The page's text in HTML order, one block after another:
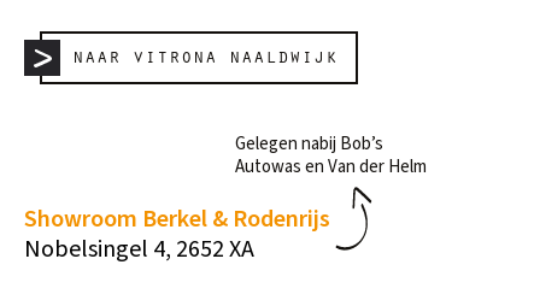
naar vitrona naaldwijk
Showroom Berkel & Rodenrijs
Nobelsingel 4, 2652 XA
Gelegen nabij Bob’s
Autowas en Van der Helm